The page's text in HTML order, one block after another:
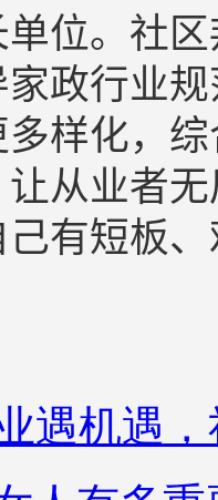
位。社
政行业
样化，
从业者
有短板
遇机遇